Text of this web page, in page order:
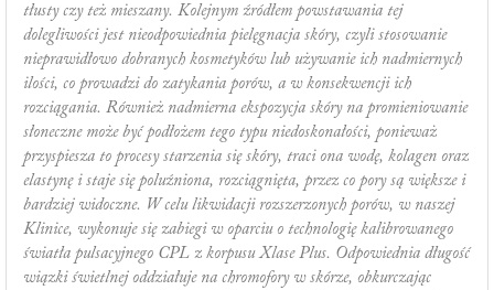
tłusty czy też mieszany. Kolejnym źródłem powstawania tej
dolegliwości jest nieodpowiednia pielęgnacja skóry, czyli stosowanie
nieprawidłowo dobranych kosmetyków lub używanie ich nadmiernych
ilości, co prowadzi do zatykania porów, a w konsekwencji ich
rozciągania. Również nadmierna ekspozycja skóry na promieniowanie
słoneczne może być podłożem tego typu niedoskonałości, ponieważ
przyspiesza to procesy starzenia się skóry, traci ona wodę, kolagen oraz
elastynę i staje się poluźniona, rozciągnięta, przez co pory są większe i
bardziej widoczne. W celu likwidacji rozszerzonych porów, w naszej
Klinice, wykonuje się zabiegi w oparciu o technologię kalibrowanego
światła pulsacyjnego CPL z korpusu Xlase Plus. Odpowiednia długość
wiązki świetlnej oddziałuje na chromofory w skórze, obkurczając